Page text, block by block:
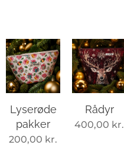
Lyserøde
pakker
200,00 kr.
Rådyr
400,00 kr.